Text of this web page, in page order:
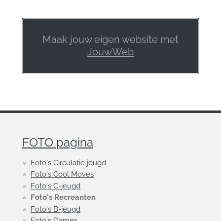
Maak jouw eigen website met
JouwWeb
FOTO pagina
Foto's Circulatie jeugd
Foto's Cool Moves
Foto's C-jeugd
Foto's Recreanten
Foto's B-jeugd